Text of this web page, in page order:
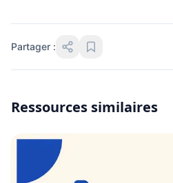
Partager :
Ressources similaires